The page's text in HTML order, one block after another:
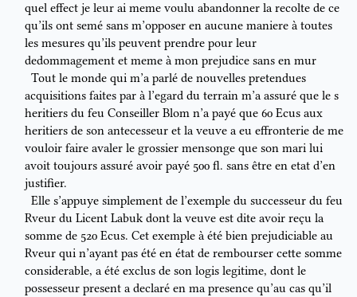
quel effect je leur ai meme voulu abandonner la recolte de ce
qu’ils ont semé sans m’opposer en aucune maniere à toutes
les mesures qu’ils peuvent prendre pour leur
dedommagement et meme à mon prejudice sans en mur
Tout le monde qui m’a parlé de nouvelles pretendues
acquisitions faites par à l’egard du terrain m’a assuré que le s
heritiers du feu Conseiller Blom n’a payé que 60 Ecus aux
heritiers de son antecesseur et la veuve a eu effronterie de me
vouloir faire avaler le grossier mensonge que son mari lui
avoit toujours assuré avoir payé 500 fl. sans être en etat d’en
justifier.
Elle s’appuye simplement de l’exemple du successeur du feu
Rveur du Licent Labuk dont la veuve est dite avoir reçu la
somme de 520 Ecus. Cet exemple à été bien prejudiciable au
Rveur qui n’ayant pas été en état de rembourser cette somme
considerable, a été exclus de son logis legitime, dont le
possesseur present a declaré en ma presence qu’au cas qu’il